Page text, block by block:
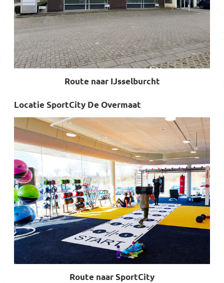
Route naar IJsselburcht
Locatie SportCity De Overmaat
Route naar SportCity